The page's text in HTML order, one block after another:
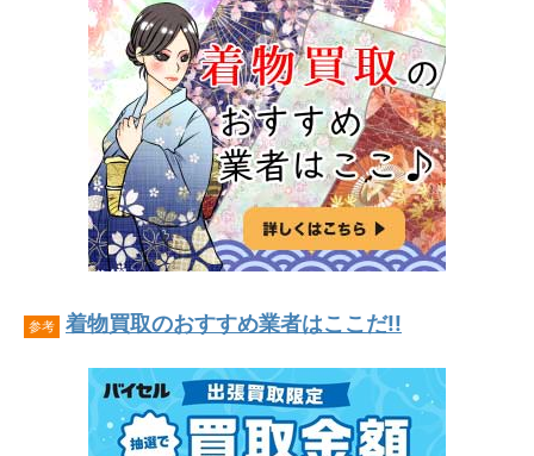
参考 着物買取のおすすめ業者はここだ!!